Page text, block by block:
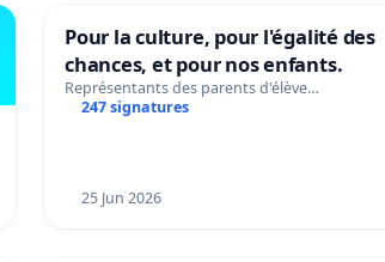
Pour la culture, pour l'égalité des
chances, et pour nos enfants.
Représentants des parents d'élève…
247 signatures
25 Jun 2026